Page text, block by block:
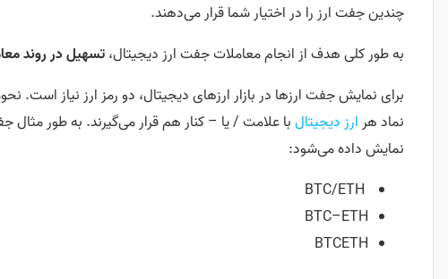
چندین جفت ارز را در اختیار شما قرار می‌دهند.
به طور کلی هدف از انجام معاملات جفت ارز دیجیتال،تسهیل در روند
برای نمایش جفت ارزها در بازار ارزهای دیجیتال، دو رمز ارز نیاز
نماد هر ارز دیجیتالبا علامت / یا – کنار هم قرار می‌گیرند. به طور مثال
نمایش داده می‌شود:
BTC–ETH
BTCETH